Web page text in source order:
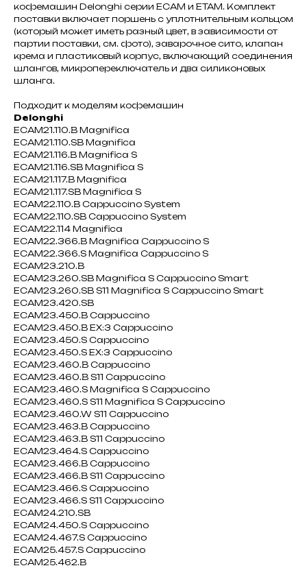
кофемашин Delonghi серии ECAM и ETAM. Комплект
поставки включает поршень с уплотнительным кольцом
(который может иметь разный цвет, в зависимости от
партии поставки, см. фото), заварочное сито, клапан
крема и пластиковый корпус, включающий соединения
шлангов, микропереключатель и два силиконовых
шланга.
Подходит к моделям кофемашин
Delonghi
ECAM21.110.B Magnifica
ECAM21.110.SB Magnifica
ECAM21.116.B Magnifica S
ECAM21.116.SB Magnifica S
ECAM21.117.B Magnifica
ECAM21.117.SB Magnifica S
ECAM22.110.B Cappuccino System
ECAM22.110.SB Cappuccino System
ECAM22.114 Magnifica
ECAM22.366.B Magnifica Cappuccino S
ECAM22.366.S Magnifica Cappuccino S
ECAM23.210.B
ECAM23.260.SB Magnifica S Cappuccino Smart
ECAM23.260.SB S11 Magnifica S Cappuccino Smart
ECAM23.420.SB
ECAM23.450.B Cappuccino
ECAM23.450.B EX:3 Cappuccino
ECAM23.450.S Cappuccino
ECAM23.450.S EX:3 Cappuccino
ECAM23.460.B Cappuccino
ECAM23.460.B S11 Cappuccino
ECAM23.460.S Magnifica S Cappuccino
ECAM23.460.S S11 Magnifica S Cappuccino
ECAM23.460.W S11 Cappuccino
ECAM23.463.B Cappuccino
ECAM23.463.B S11 Cappuccino
ECAM23.464.S Cappuccino
ECAM23.466.B Cappuccino
ECAM23.466.B S11 Cappuccino
ECAM23.466.S Cappuccino
ECAM23.466.S S11 Cappuccino
ECAM24.210.SB
ECAM24.450.S Cappuccino
ECAM24.467.S Cappuccino
ECAM25.457.S Cappuccino
ECAM25.462.B